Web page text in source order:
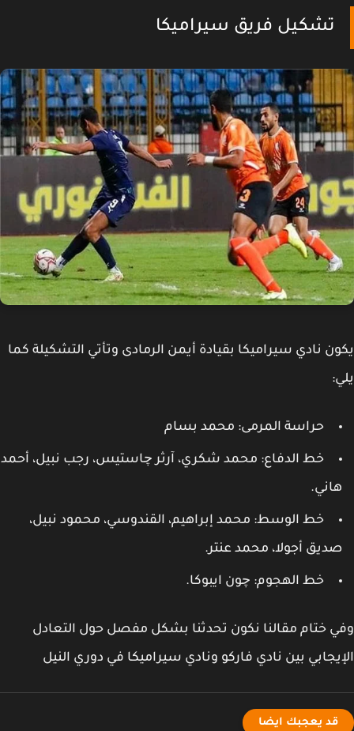
تشكيل فريق سيراميكا
نادي سيراميكا بقيادة أيمن الرمادى وتأتي التشكيلة كما
حراسة المرمى: محمد بسام
خط الدفاع: محمد شكري، آرثر چاستيس، رجب نبيل، أحمد
خط الوسط: محمد إبراهيم، القندوسي، محمود نبيل،
أجولا، محمد عنتر.
خط الهجوم: چون ايبوكا.
ختام مقالنا نكون تحدثنا بشكل مفصل حول التعادل
بين نادي فاركو ونادي سيراميكا في دوري النيل
قد يعجبك ايضا